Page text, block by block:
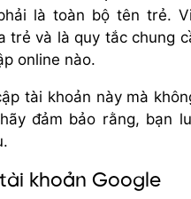
là toàn bộ tên trẻ.
trẻ và là quy tắc chung
online nào.
tài khoản này mà
đảm bảo rằng, bạn
khoản Google